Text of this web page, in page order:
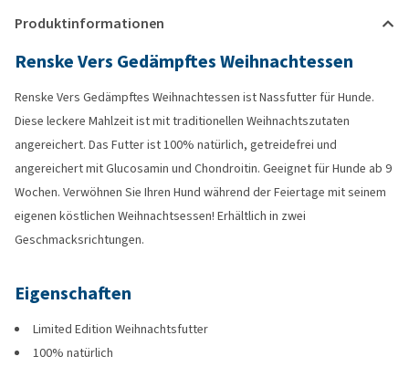
Produktinformationen
Renske Vers Gedämpftes Weihnachtessen
Renske Vers Gedämpftes Weihnachtessen ist Nassfutter für Hunde.
Diese leckere Mahlzeit ist mit traditionellen Weihnachtszutaten
angereichert. Das Futter ist 100% natürlich, getreidefrei und
angereichert mit Glucosamin und Chondroitin. Geeignet für Hunde ab 9
Wochen. Verwöhnen Sie Ihren Hund während der Feiertage mit seinem
eigenen köstlichen Weihnachtsessen! Erhältlich in zwei
Geschmacksrichtungen.
Eigenschaften
Limited Edition Weihnachtsfutter
100% natürlich